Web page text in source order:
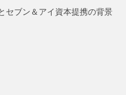
ジ
ジ
セブン＆アイ資本提携の背景